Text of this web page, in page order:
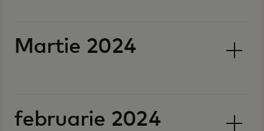
Martie 2024
februarie 2024